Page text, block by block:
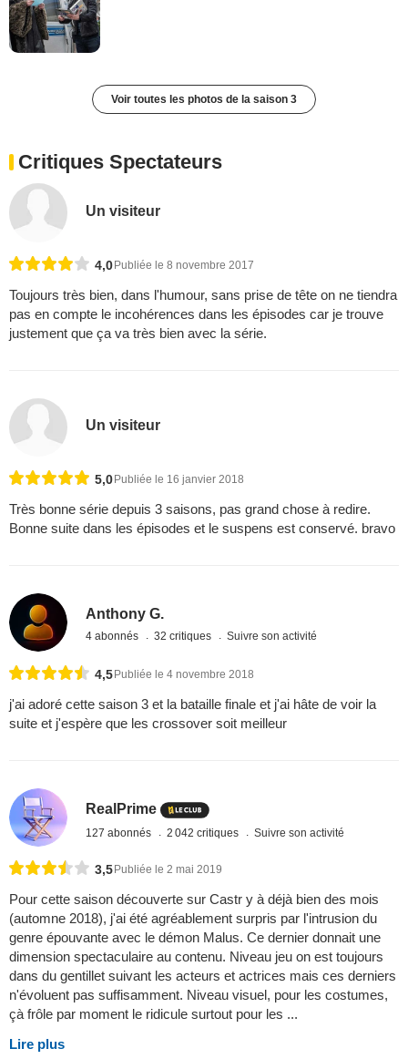
Voir toutes les photos de la saison 3
Critiques Spectateurs
Un visiteur
4,0Publiée le 8 novembre 2017
Toujours très bien, dans l'humour, sans prise de tête on ne tiendra
pas en compte le incohérences dans les épisodes car je trouve
justement que ça va très bien avec la série.
Un visiteur
5,0Publiée le 16 janvier 2018
Très bonne série depuis 3 saisons, pas grand chose à redire.
Bonne suite dans les épisodes et le suspens est conservé. bravo
Anthony G.
4 abonnés 32 critiques Suivre son activité
4,5 Publiée le 4 novembre 2018
j'ai adoré cette saison 3 et la bataille finale et j'ai hâte de voir la
suite et j'espère que les crossover soit meilleur
RealPrime
127 abonnés 2 042 critiques Suivre son activité
3,5 Publiée le 2 mai 2019
Pour cette saison découverte sur Castr y à déjà bien des mois
(automne 2018), j'ai été agréablement surpris par l'intrusion du
genre épouvante avec le démon Malus. Ce dernier donnait une
dimension spectaculaire au contenu. Niveau jeu on est toujours
dans du gentillet suivant les acteurs et actrices mais ces derniers
n'évoluent pas suffisamment. Niveau visuel, pour les costumes,
çà frôle par moment le ridicule surtout pour les ...
Lire plus